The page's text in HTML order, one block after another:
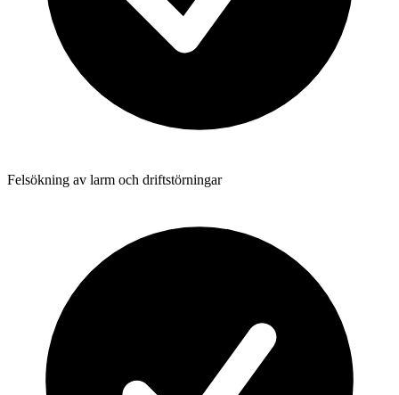
Felsökning av larm och driftstörningar